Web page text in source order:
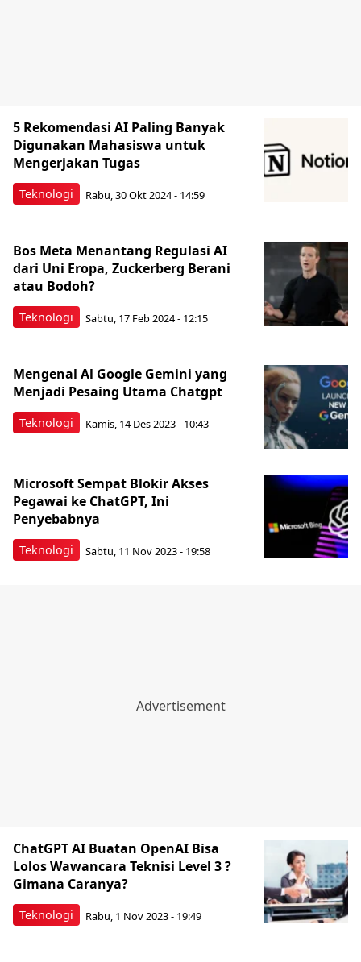
Teknologi
5 Rekomendasi AI Paling Banyak
Digunakan Mahasiswa untuk
Mengerjakan Tugas
Rabu, 30 Okt 2024 - 14:59
Teknologi
Bos Meta Menantang Regulasi AI
dari Uni Eropa, Zuckerberg Berani
atau Bodoh?
Sabtu, 17 Feb 2024 - 12:15
Teknologi
Mengenal Al Google Gemini yang
Menjadi Pesaing Utama Chatgpt
Kamis, 14 Des 2023 - 10:43
Teknologi
Microsoft Sempat Blokir Akses
Pegawai ke ChatGPT, Ini
Penyebabnya
Sabtu, 11 Nov 2023 - 19:58
Teknologi
ChatGPT AI Buatan OpenAI Bisa
Lolos Wawancara Teknisi Level 3 ?
Gimana Caranya?
Rabu, 1 Nov 2023 - 19:49